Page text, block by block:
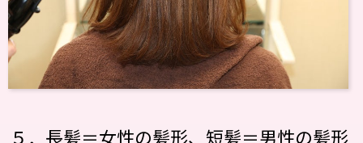
５．長髪＝女性の髪形、短髪＝男性の髪形